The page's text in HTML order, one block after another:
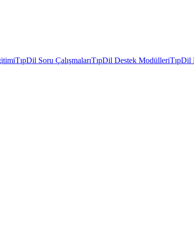
TıpDil Soru ÇalışmalarıTıpDil Destek ModülleriTıpDil